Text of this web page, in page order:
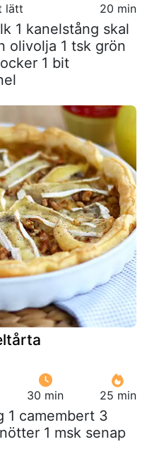
lätt 20 min
1 kanelstång skal
olivolja 1 tsk grön
1 bit
30 min 25 min
1 camembert 3
1 msk senap